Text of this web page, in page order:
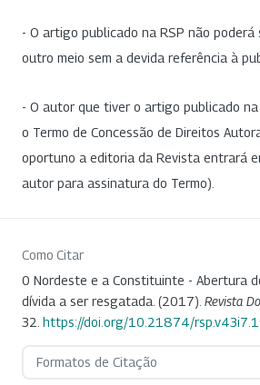
- O artigo publicado na RSP não poderá
outro meio sem a devida referência à
- O autor que tiver o artigo publicado na
o Termo de Concessão de Direitos
oportuno a editoria da Revista entrará
autor para assinatura do Termo).
Como Citar
0 Nordeste e a Constituinte - Abertura
dívida a ser resgatada. (2017). Revista
32. https://doi.org/10.21874/
Formatos de Citação